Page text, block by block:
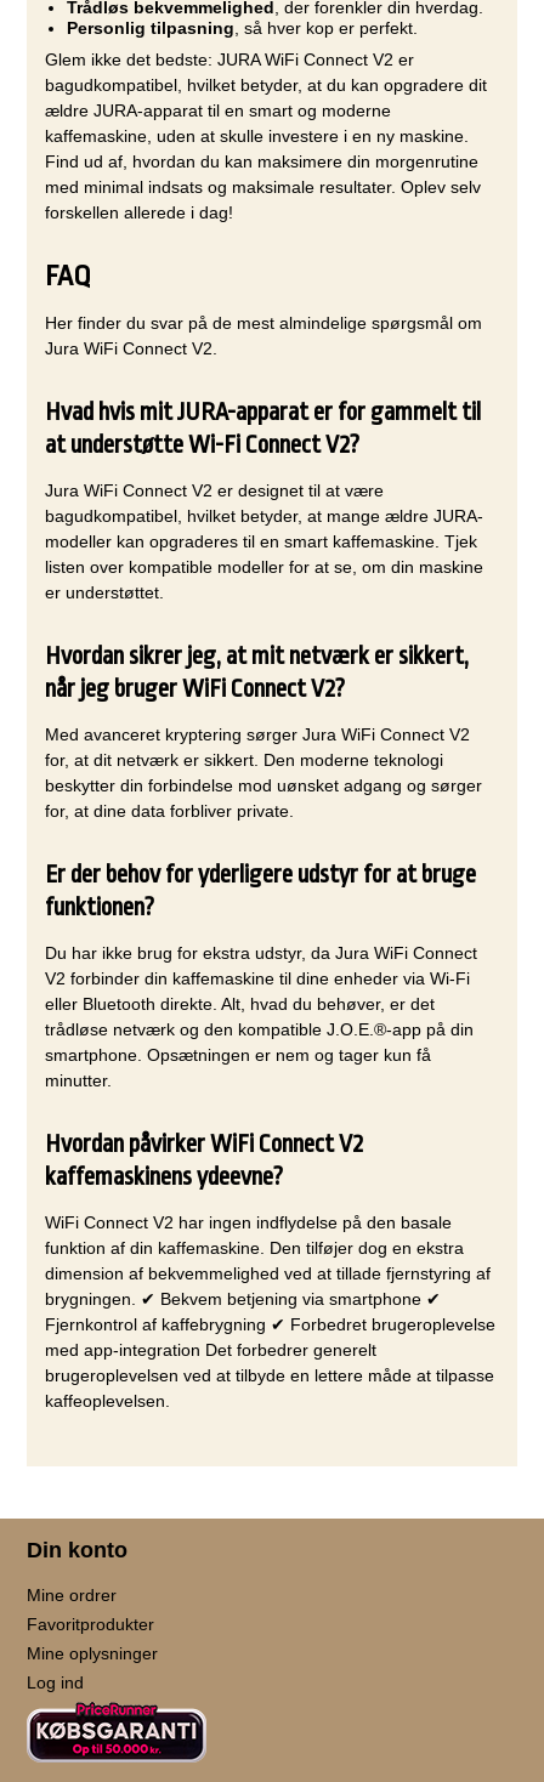
Trådløs bekvemmelighed, der forenkler din hverdag.
Personlig tilpasning, så hver kop er perfekt.
Glem ikke det bedste: JURA WiFi Connect V2 er
bagudkompatibel, hvilket betyder, at du kan opgradere dit
ældre JURA-apparat til en smart og moderne
kaffemaskine, uden at skulle investere i en ny maskine.
Find ud af, hvordan du kan maksimere din morgenrutine
med minimal indsats og maksimale resultater. Oplev selv
forskellen allerede i dag!
FAQ
Her finder du svar på de mest almindelige spørgsmål om
Jura WiFi Connect V2.
Hvad hvis mit JURA-apparat er for gammelt til
at understøtte Wi-Fi Connect V2?
Jura WiFi Connect V2 er designet til at være
bagudkompatibel, hvilket betyder, at mange ældre JURA-
modeller kan opgraderes til en smart kaffemaskine. Tjek
listen over kompatible modeller for at se, om din maskine
er understøttet.
Hvordan sikrer jeg, at mit netværk er sikkert,
når jeg bruger WiFi Connect V2?
Med avanceret kryptering sørger Jura WiFi Connect V2
for, at dit netværk er sikkert. Den moderne teknologi
beskytter din forbindelse mod uønsket adgang og sørger
for, at dine data forbliver private.
Er der behov for yderligere udstyr for at bruge
funktionen?
Du har ikke brug for ekstra udstyr, da Jura WiFi Connect
V2 forbinder din kaffemaskine til dine enheder via Wi-Fi
eller Bluetooth direkte. Alt, hvad du behøver, er det
trådløse netværk og den kompatible J.O.E.®-app på din
smartphone. Opsætningen er nem og tager kun få
minutter.
Hvordan påvirker WiFi Connect V2
kaffemaskinens ydeevne?
WiFi Connect V2 har ingen indflydelse på den basale
funktion af din kaffemaskine. Den tilføjer dog en ekstra
dimension af bekvemmelighed ved at tillade fjernstyring af
brygningen. ✔ Bekvem betjening via smartphone ✔
Fjernkontrol af kaffebrygning ✔ Forbedret brugeroplevelse
med app-integration Det forbedrer generelt
brugeroplevelsen ved at tilbyde en lettere måde at tilpasse
kaffeoplevelsen.
Din konto
Mine ordrer
Favoritprodukter
Mine oplysninger
Log ind